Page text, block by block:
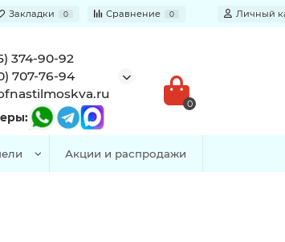
Закладки 0 Сравнение 0 Личный
374-90-92
707-76-94
0
Акции и распродажи